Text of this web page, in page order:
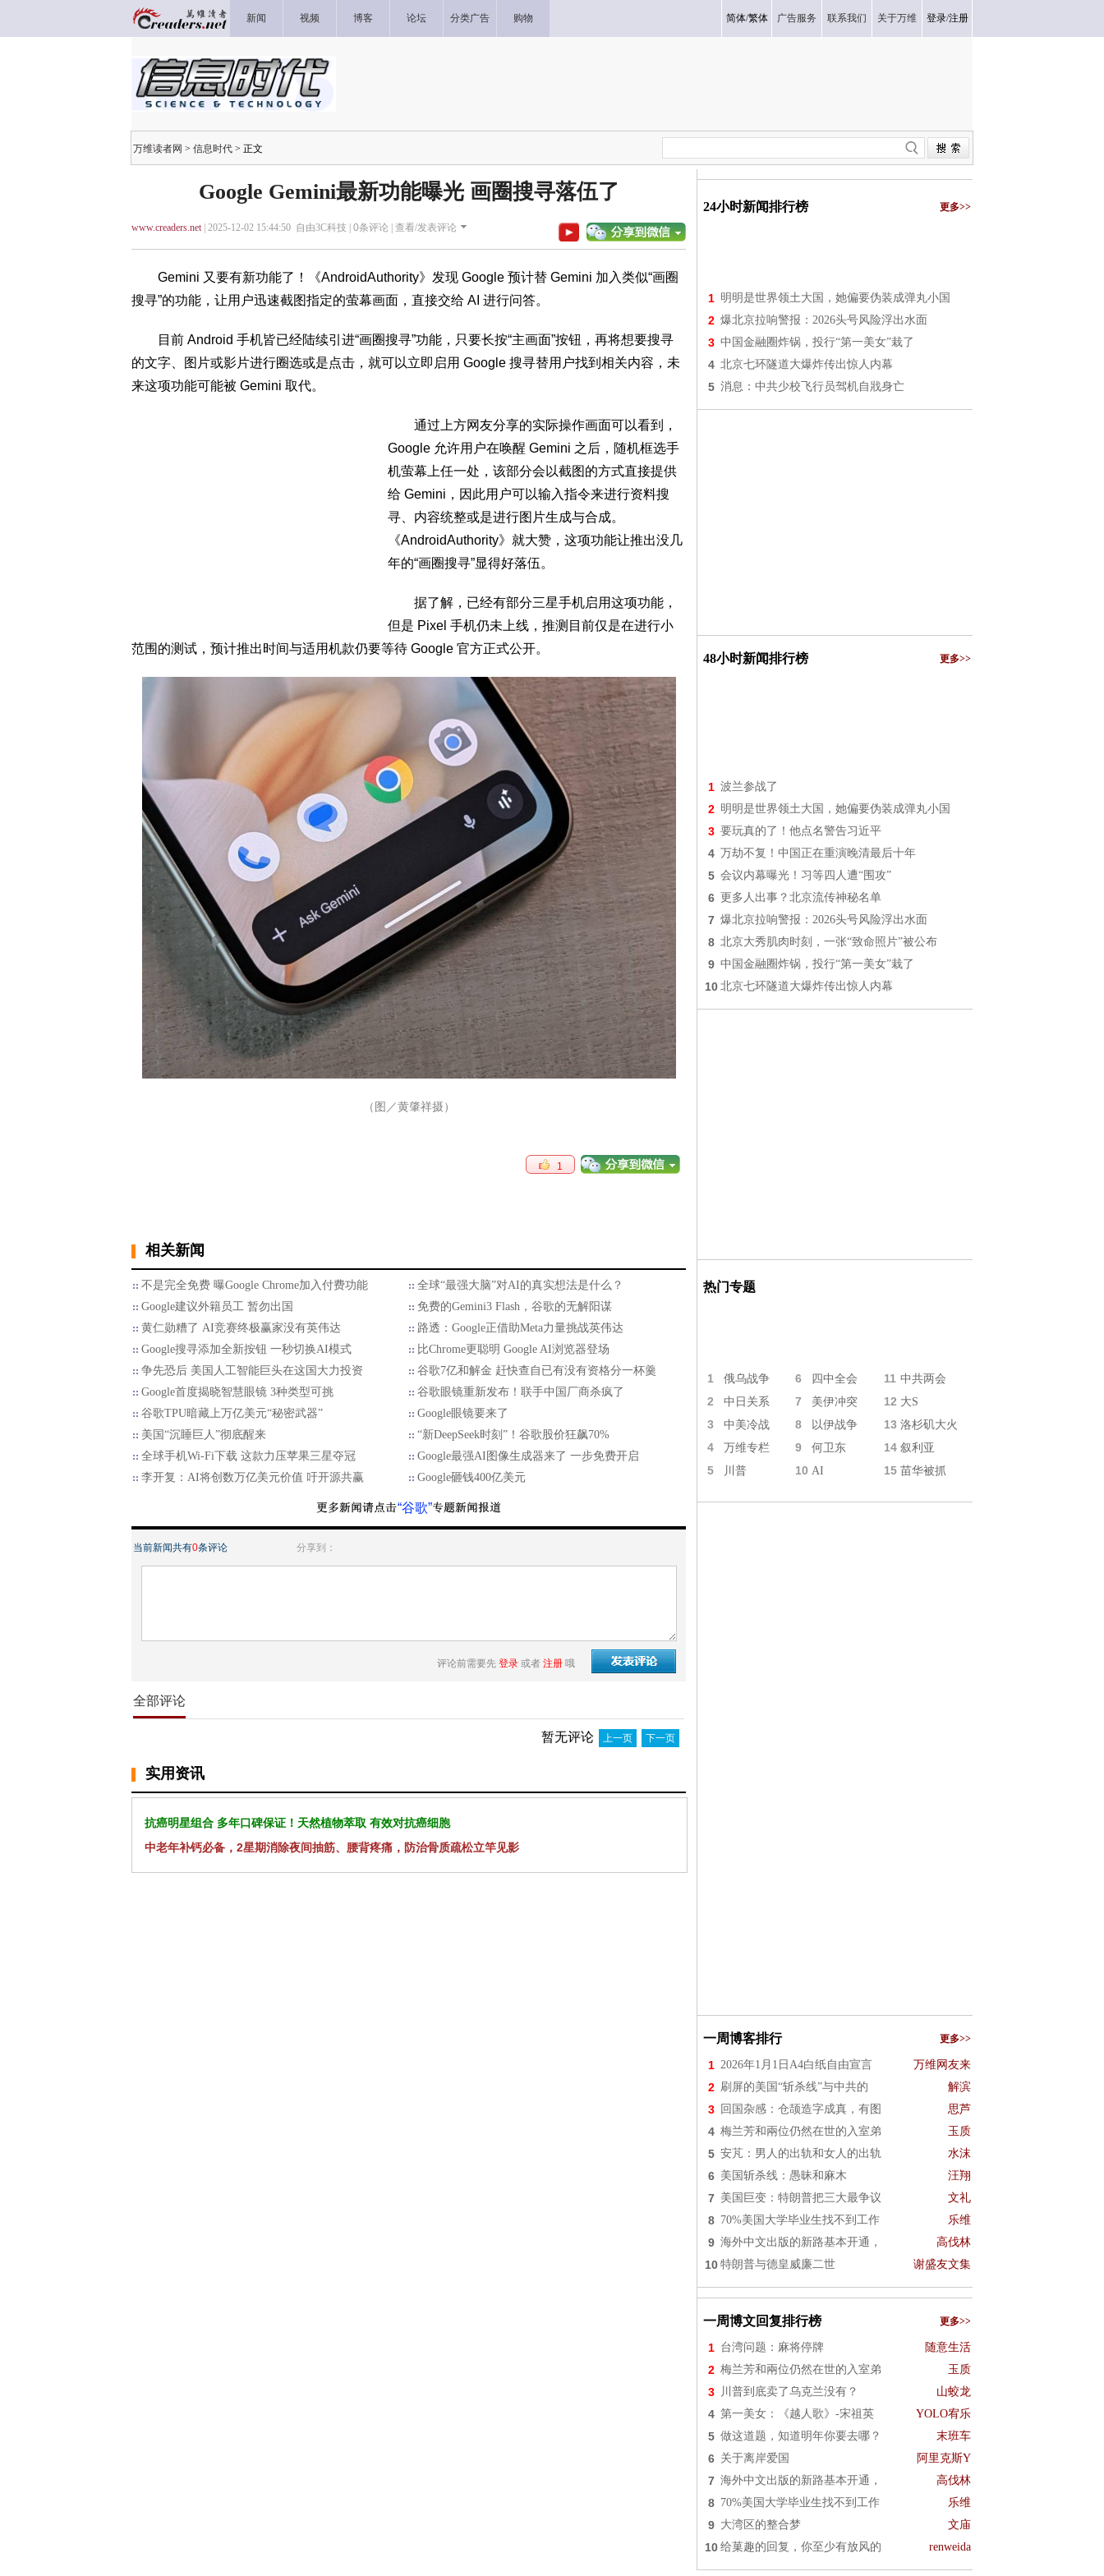
新闻 视频 博客 论坛 分类广告 购物 简体/繁体 广告服务 联系我们 关于万维 登录/注册
万维读者网 > 信息时代 > 正文
Google Gemini最新功能曝光 画圈搜寻落伍了
www.creaders.net| 2025-12-02 15:44:50 自由3C科技 | 0条评论 | 查看/发表评论
Gemini 又要有新功能了！《AndroidAuthority》发现 Google 预计替 Gemini 加入类似“画圈
搜寻”的功能，让用户迅速截图指定的萤幕画面，直接交给 AI 进行问答。
目前 Android 手机皆已经陆续引进“画圈搜寻”功能，只要长按“主画面”按钮，再将想要搜寻
的文字、图片或影片进行圈选或是点击，就可以立即启用 Google 搜寻替用户找到相关内容，未
来这项功能可能被 Gemini 取代。
通过上方网友分享的实际操作画面可以看到，
Google 允许用户在唤醒 Gemini 之后，随机框选手
机萤幕上任一处，该部分会以截图的方式直接提供
给 Gemini，因此用户可以输入指令来进行资料搜
寻、内容统整或是进行图片生成与合成。
《AndroidAuthority》就大赞，这项功能让推出没几
年的“画圈搜寻”显得好落伍。
据了解，已经有部分三星手机启用这项功能，
但是 Pixel 手机仍未上线，推测目前仅是在进行小
范围的测试，预计推出时间与适用机款仍要等待 Google 官方正式公开。
（图／黄肇祥摄）
1
相关新闻
不是完全免费 曝Google Chrome加入付费功能
全球“最强大脑”对AI的真实想法是什么？
Google建议外籍员工 暂勿出国
免费的Gemini3 Flash，谷歌的无解阳谋
黄仁勋糟了 AI竞赛终极赢家没有英伟达
路透：Google正借助Meta力量挑战英伟达
Google搜寻添加全新按钮 一秒切换AI模式
比Chrome更聪明 Google AI浏览器登场
争先恐后 美国人工智能巨头在这国大力投资
谷歌7亿和解金 赶快查自已有没有资格分一杯羹
Google首度揭晓智慧眼镜 3种类型可挑
谷歌眼镜重新发布！联手中国厂商杀疯了
谷歌TPU暗藏上万亿美元“秘密武器”
Google眼镜要来了
美国“沉睡巨人”彻底醒来
“新DeepSeek时刻”！谷歌股价狂飙70%
全球手机Wi-Fi下载 这款力压苹果三星夺冠
Google最强AI图像生成器来了 一步免费开启
李开复：AI将创数万亿美元价值 吁开源共赢
Google砸钱400亿美元
“谷歌”
当前新闻共有0条评论 分享到：
评论前需要先 登录 或者 注册 哦
全部评论
暂无评论 上一页 下一页
实用资讯
抗癌明星组合 多年口碑保证！天然植物萃取 有效对抗癌细胞
中老年补钙必备，2星期消除夜间抽筋、腰背疼痛，防治骨质疏松立竿见影
24小时新闻排行榜 更多>>
1 明明是世界领土大国，她偏要伪装成弹丸小国
2 爆北京拉响警报：2026头号风险浮出水面
3 中国金融圈炸锅，投行“第一美女”栽了
4 北京七环隧道大爆炸传出惊人内幕
5 消息：中共少校飞行员驾机自戕身亡
48小时新闻排行榜 更多>>
1 波兰参战了
2 明明是世界领土大国，她偏要伪装成弹丸小国
3 要玩真的了！他点名警告习近平
4 万劫不复！中国正在重演晚清最后十年
5 会议内幕曝光！习等四人遭“围攻”
6 更多人出事？北京流传神秘名单
7 爆北京拉响警报：2026头号风险浮出水面
8 北京大秀肌肉时刻，一张“致命照片”被公布
9 中国金融圈炸锅，投行“第一美女”栽了
10 北京七环隧道大爆炸传出惊人内幕
热门专题
1 俄乌战争 6 四中全会 11 中共两会
2 中日关系 7 美伊冲突 12 大S
3 中美冷战 8 以伊战争 13 洛杉矶大火
4 万维专栏 9 何卫东 14 叙利亚
5 川普 10 AI 15 苗华被抓
一周博客排行 更多>>
1 2026年1月1日A4白纸自由宣言 万维网友来
2 刷屏的美国“斩杀线”与中共的 解滨
3 回国杂感：仓颉造字成真，有图 思芦
4 梅兰芳和兩位仍然在世的入室弟 玉质
5 安芃：男人的出轨和女人的出轨 水沫
6 美国斩杀线：愚昧和麻木 汪翔
7 美国巨变：特朗普把三大最争议 文礼
8 70%美国大学毕业生找不到工作 乐维
9 海外中文出版的新路基本开通， 高伐林
10 特朗普与德皇威廉二世 谢盛友文集
一周博文回复排行榜 更多>>
1 台湾问题：麻将停牌 随意生活
2 梅兰芳和兩位仍然在世的入室弟 玉质
3 川普到底卖了乌克兰没有？ 山蛟龙
4 第一美女：《越人歌》-宋祖英 YOLO宥乐
5 做这道题，知道明年你要去哪？ 末班车
6 关于离岸爱国 阿里克斯Y
7 海外中文出版的新路基本开通， 高伐林
8 70%美国大学毕业生找不到工作 乐维
9 大湾区的整合梦 文庙
10 给菓趣的回复，你至少有放风的 renweida